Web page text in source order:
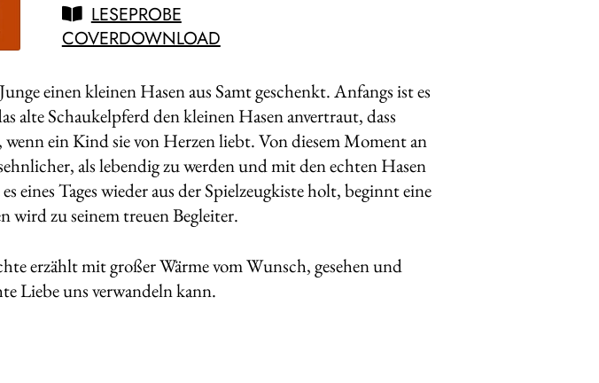
LESEPROBE
COVERDOWNLOAD
einen kleinen Hasen aus Samt geschenkt. Anfangs ist es
alte Schaukelpferd den kleinen Hasen anvertraut, dass
ein Kind sie von Herzen liebt. Von diesem Moment an
als lebendig zu werden und mit den echten Hasen
eines Tages wieder aus der Spielzeugkiste holt, beginnt eine
wird zu seinem treuen Begleiter.
erzählt mit großer Wärme vom Wunsch, gesehen und
Liebe uns verwandeln kann.